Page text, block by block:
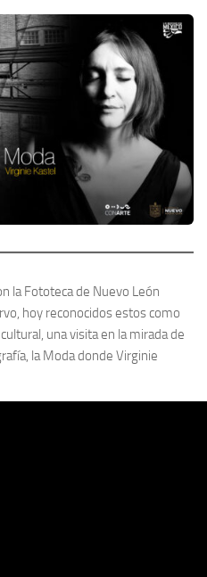
la Fototeca de Nuevo León
hoy reconocidos estos como
una visita en la mirada de
la Moda donde Virginie